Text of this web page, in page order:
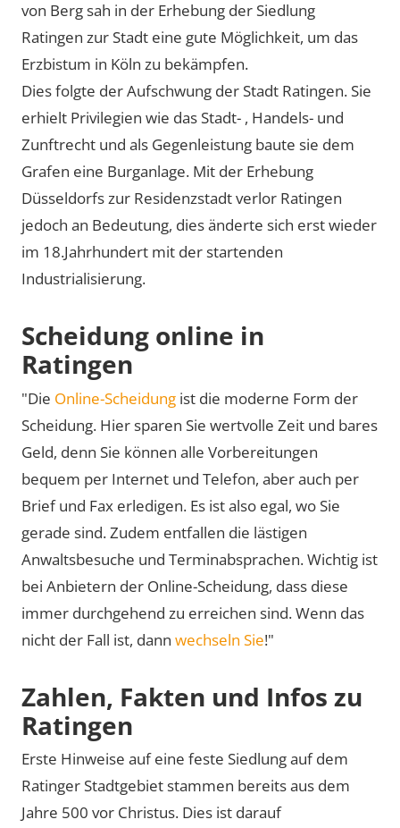
von Berg sah in der Erhebung der Siedlung
Ratingen zur Stadt eine gute Möglichkeit, um das
Erzbistum in Köln zu bekämpfen.
Dies folgte der Aufschwung der Stadt Ratingen. Sie
erhielt Privilegien wie das Stadt- , Handels- und
Zunftrecht und als Gegenleistung baute sie dem
Grafen eine Burganlage. Mit der Erhebung
Düsseldorfs zur Residenzstadt verlor Ratingen
jedoch an Bedeutung, dies änderte sich erst wieder
im 18.Jahrhundert mit der startenden
Industrialisierung.
Scheidung online in
Ratingen
"Die Online-Scheidung ist die moderne Form der
Scheidung. Hier sparen Sie wertvolle Zeit und bares
Geld, denn Sie können alle Vorbereitungen
bequem per Internet und Telefon, aber auch per
Brief und Fax erledigen. Es ist also egal, wo Sie
gerade sind. Zudem entfallen die lästigen
Anwaltsbesuche und Terminabsprachen. Wichtig ist
bei Anbietern der Online-Scheidung, dass diese
immer durchgehend zu erreichen sind. Wenn das
nicht der Fall ist, dann wechseln Sie!"
Zahlen, Fakten und Infos zu
Ratingen
Erste Hinweise auf eine feste Siedlung auf dem
Ratinger Stadtgebiet stammen bereits aus dem
Jahre 500 vor Christus. Dies ist darauf